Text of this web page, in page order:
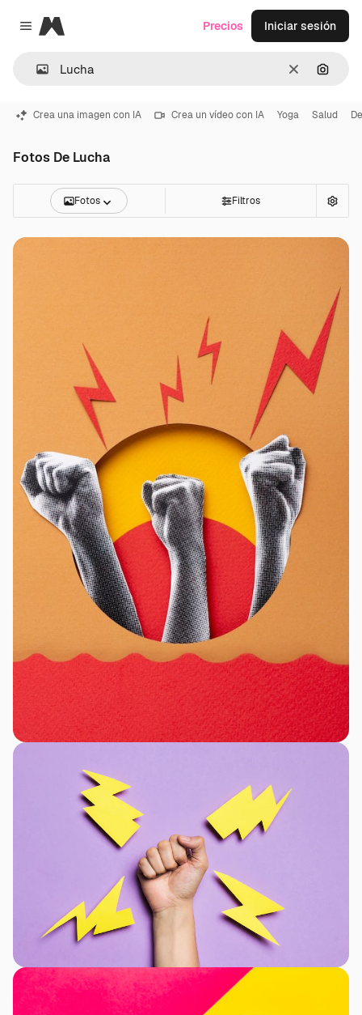
Close menu
Magnific
Borrar
Precios Iniciar sesión
Crea una imagen con IA Crea un vídeo con IA Yoga Salud
Fotos De Lucha
Fotos Filtros